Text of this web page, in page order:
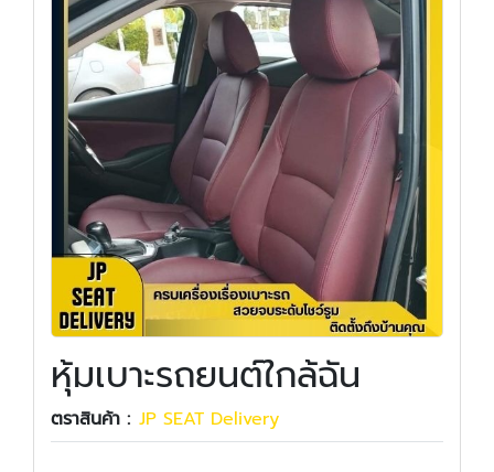
หุ้มเบาะรถยนต์ใกล้ฉัน
ตราสินค้า : JP SEAT Delivery